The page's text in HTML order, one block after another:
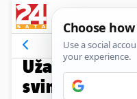
ZBOG AFRIČKE KUGE
Užas u
svinje i